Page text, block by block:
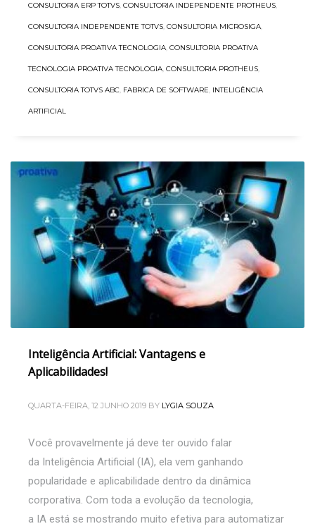
CONSULTORIA ERP TOTVS, CONSULTORIA INDEPENDENTE PROTHEUS,
CONSULTORIA INDEPENDENTE TOTVS, CONSULTORIA MICROSIGA,
CONSULTORIA PROATIVA TECNOLOGIA, CONSULTORIA PROATIVA
TECNOLOGIA PROATIVA TECNOLOGIA, CONSULTORIA PROTHEUS,
CONSULTORIA TOTVS ABC, FABRICA DE SOFTWARE, INTELIGÊNCIA
ARTIFICIAL
Inteligência Artificial: Vantagens e
Aplicabilidades!
QUARTA-FEIRA, 12 JUNHO 2019 BY LYGIA SOUZA
Você provavelmente já deve ter ouvido falar
da Inteligência Artificial (IA), ela vem ganhando
popularidade e aplicabilidade dentro da dinâmica
corporativa. Com toda a evolução da tecnologia,
a IA está se mostrando muito efetiva para automatizar